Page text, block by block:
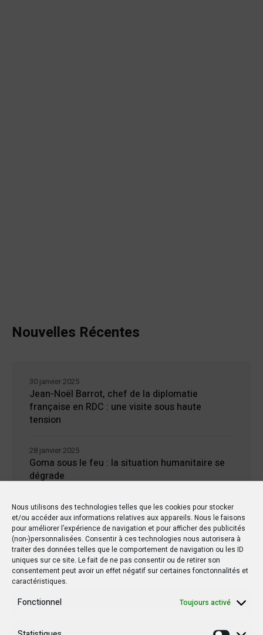
Nous utilisons des technologies telles que les cookies pour stocker
et/ou accéder aux informations relatives aux appareils. Nous le faisons
pour améliorer l’expérience de navigation et pour afficher des publicités
(non-)personnalisées. Consentir à ces technologies nous autorisera à
traiter des données telles que le comportement de navigation ou les ID
uniques sur ce site. Le fait de ne pas consentir ou de retirer son
consentement peut avoir un effet négatif sur certaines fonctonnalités et
caractéristiques.
Fonctionnel Toujours activé
Nouvelles Récentes
Jean-Noël Barrot, chef de la diplomatie
française en RDC : une visite sous haute
tension
30 janvier 2025
Goma sous le feu : la situation humanitaire se
dégrade
28 janvier 2025
William Ruto convoque un sommet
extraordinaire de l’EAC pour un face à face
Tshisekedi-Kagame
27 janvier 2025
Rappel des diplomates congolais en poste à
Kigali : nouvelle escalade diplomatique entre
26 janvier 2025